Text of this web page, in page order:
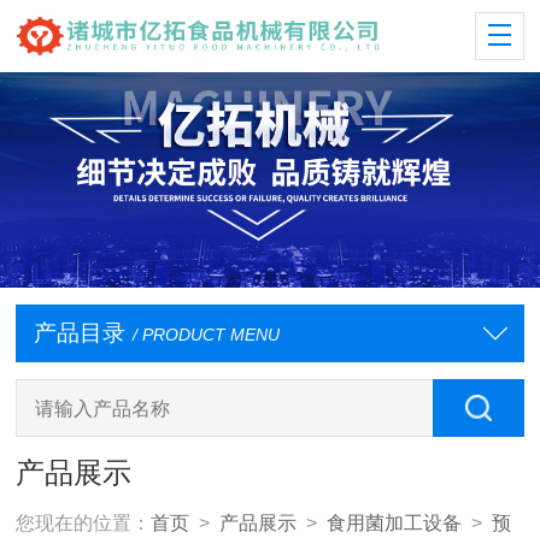
产品目录 / PRODUCT MENU
产品展示
您现在的位置：首页 > 产品展示 >食用菌加工设备 >预